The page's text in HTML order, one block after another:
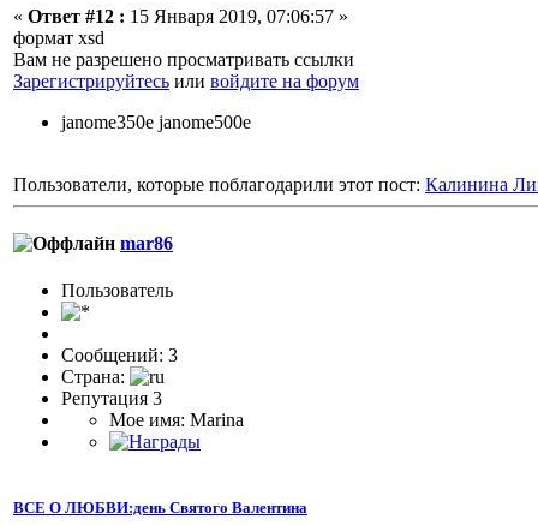
« Ответ #12 : 15 Января 2019, 07:06:57 »
формат xsd
Вам не разрешено просматривать ссылки
Зарегистрируйтесь или войдите на форум
janome350e janome500e
Пользователи, которые поблагодарили этот пост: Калинина
mar86
Пользователь
Сообщений: 3
Страна:
Репутация 3
Мое имя: Marina
ВСЕ О ЛЮБВИ:день Святого Валентина